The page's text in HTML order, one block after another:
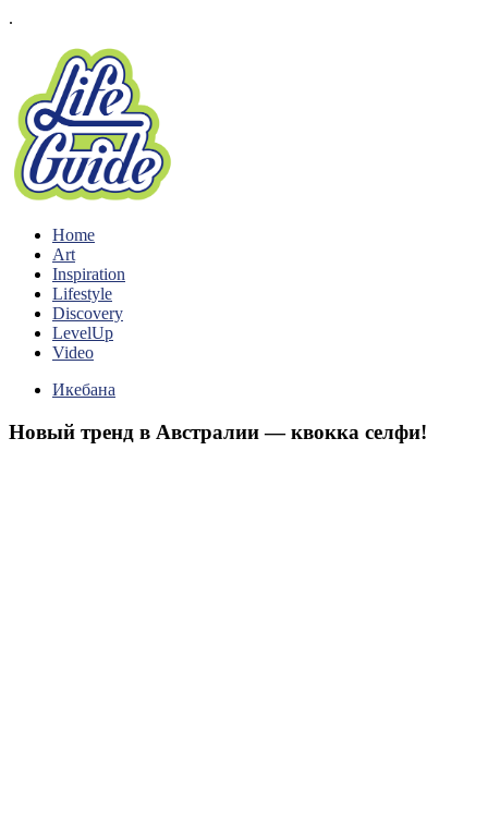
.
Home
Art
Inspiration
Lifestyle
Discovery
LevelUp
Video
Икебана
Новый тренд в Австралии — квокка селфи!